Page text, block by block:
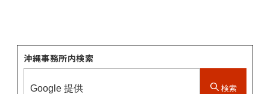
沖縄事務所内検索
検索